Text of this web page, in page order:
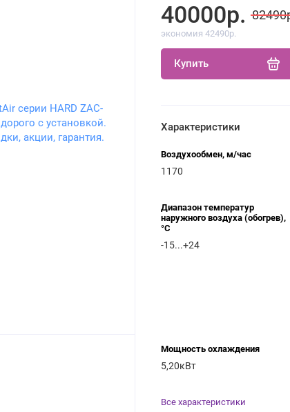
40000р.
экономия 42490р.
Купить
Характеристики
Воздухообмен, м/час
1170
Диапазон температур
наружного воздуха (обогрев),
°C
-15...+24
Мощность охлаждения
5,20кВт
Все характеристики